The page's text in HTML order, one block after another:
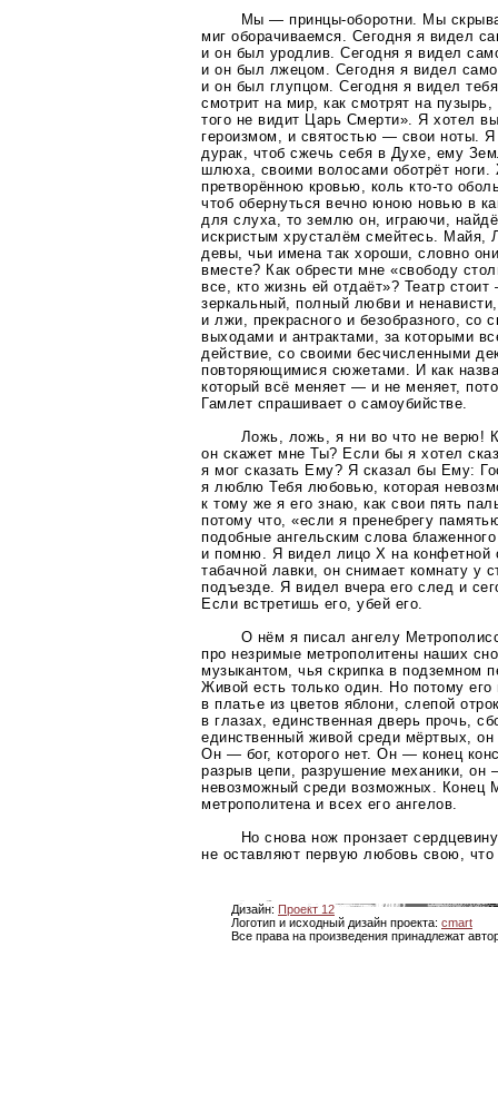
Мы —принцы-оборотни . Мы
миг оборачиваемся. Сегодня я видел
и он был уродлив. Сегодня я видел
и он был лжецом. Сегодня я видел
и он был глупцом. Сегодня я видел
смотрит на мир, как смотрят на
того не видит Царь Смерти». Я хотел
героизмом, и святостью — свои ноты. Я
дурак, чтоб сжечь себя в Духе, ему
шлюха, своими волосами оботрёт
претворённою кровью, колькто-то
чтоб обернуться вечно юною новью в
для слуха, то землю он, играючи,
искристым хрусталём смейтесь. Майя,
девы, чьи имена так хороши, словно
вместе? Как обрести мне «свободу
все, кто жизнь ей отдаёт»? Театр
зеркальный, полный любви и
и лжи, прекрасного и безобразного, со
выходами и антрактами, за которыми
действие, со своими бесчисленными
повторяющимися сюжетами. И как
который всё меняет — и не меняет,
Гамлет спрашивает о самоубийстве.
Ложь, ложь, я ни во что не верю!
он скажет мне Ты? Если бы я хотел
я мог сказать Ему? Я сказал бы Ему:
я люблю Тебя любовью, которая
к тому же я его знаю, как свои пять
потому что, «если я пренебрегу
подобные ангельским слова
и помню. Я видел лицо Х на конфетной
табачной лавки, он снимает комнату у
подъезде. Я видел вчера его след и
Если встретишь его, убей его.
О нём я писал ангелу
про незримые метрополитены наших
музыкантом, чья скрипка в подземном
Живой есть только один. Но потому его
в платье из цветов яблони, слепой
в глазах, единственная дверь прочь,
единственный живой среди мёртвых,
Он — бог, которого нет. Он — конец
разрыв цепи, разрушение механики, он
невозможный среди возможных. Конец
метрополитена и всех его ангелов.
Но снова нож пронзает
не оставляют первую любовь свою, что
Дизайн: Проект 12
Логотип и исходный дизайн проекта: cmart
Все права на произведения принадлежат